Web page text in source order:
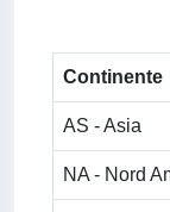
Continente
AS - Asia
NA - Nord